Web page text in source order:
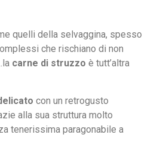
quelli della selvaggina, spesso
che rischiano di non
carne di struzzo è tutt’altra
con un retrogusto
alla sua struttura molto
tenerissima paragonabile a